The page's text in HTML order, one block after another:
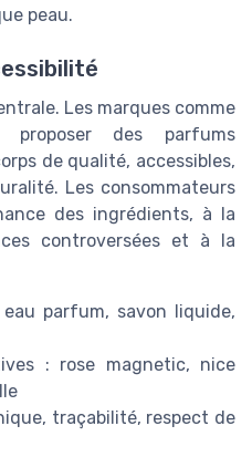
peau.
Les marques comme
proposer des parfums
de qualité, accessibles,
Les consommateurs
des ingrédients, à la
controversées et à la
eau parfum, savon liquide,
: rose magnetic, nice
traçabilité, respect de